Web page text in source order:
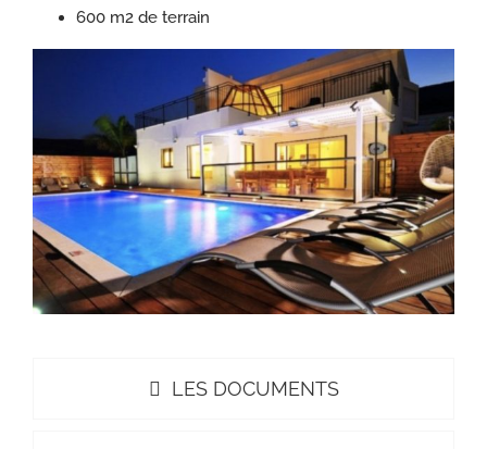
600 m2 de terrain
LES DOCUMENTS